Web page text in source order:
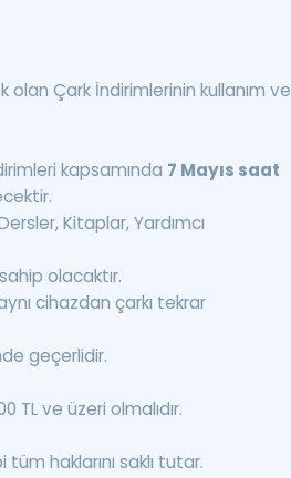
olan Çark İndirimlerinin kullanım ve
kapsamında 7 Mayıs saat
Kitaplar, Yardımcı
olacaktır.
cihazdan çarkı tekrar
geçerlidir.
ve üzeri olmalıdır.
haklarını saklı tutar.